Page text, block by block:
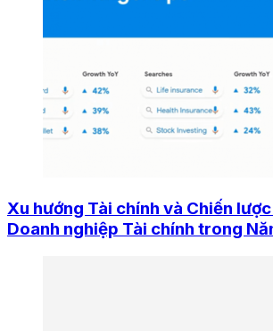
Xu hướng Tài chính và Chiến
Doanh nghiệp Tài chính trong